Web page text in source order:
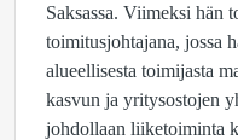
Saksassa. Viimeksi hän
toimitusjohtajana, jossa
alueellisesta toimijasta
kasvun ja yritysostojen
johdollaan liiketoiminta